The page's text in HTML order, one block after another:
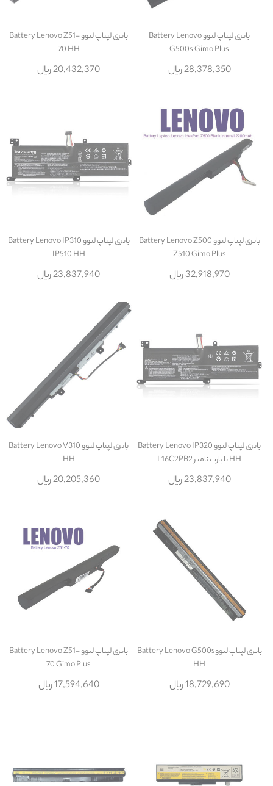
باتری لپتاپ لنوو Battery Lenovo
G500s Gimo Plus
28,378,350 ریال
باتری لپتاپ لنوو Battery Lenovo Z51-
70 HH
20,432,370 ریال
باتری لپتاپ لنوو Battery Lenovo Z500
Z510 Gimo Plus
32,918,970 ریال
باتری لپتاپ لنوو Battery Lenovo IP310
IP510 HH
23,837,940 ریال
باتری لپتاپ لنوو Battery Lenovo IP320
HH با پارت نامبر L16C2PB2
23,837,940 ریال
باتری لپتاپ لنوو Battery Lenovo V310
HH
20,205,360 ریال
باتری لپتاپ لنووBattery Lenovo G500s
HH
18,729,690 ریال
باتری لپتاپ لنوو Battery Lenovo Z51-
70 Gimo Plus
17,594,640 ریال